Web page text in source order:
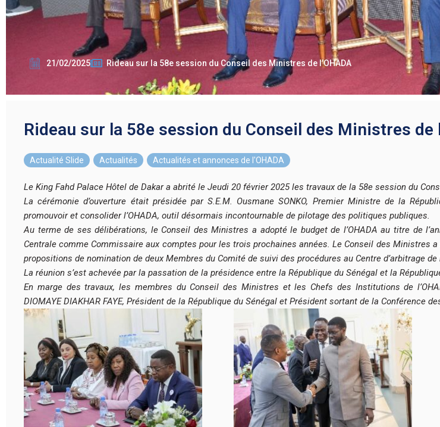
21/02/2025 Rideau sur la 58e session du Conseil des Ministres de l’OHADA
Rideau sur la 58e session du Conseil des Ministres de
Actualité Slide Actualités Actualités et annonces de l'OHADA
Le King Fahd Palace Hôtel de Dakar a abrité le Jeudi 20 février 2025 les travaux de la 58e session du
La cérémonie d’ouverture était présidée par S.E.M. Ousmane SONKO, Premier Ministre de la
promouvoir et consolider l’OHADA, outil désormais incontournable de pilotage des politiques publiques.
Au terme de ses délibérations, le Conseil des Ministres a adopté le budget de l’OHADA au titre de
Centrale comme Commissaire aux comptes pour les trois prochaines années. Le Conseil des Ministres
propositions de nomination de deux Membres du Comité de suivi des procédures au Centre d’arbitrage de
La réunion s’est achevée par la passation de la présidence entre la République du Sénégal et la
En marge des travaux, les membres du Conseil des Ministres et les Chefs des Institutions de
DIOMAYE DIAKHAR FAYE, Président de la République du Sénégal et Président sortant de la Conférence